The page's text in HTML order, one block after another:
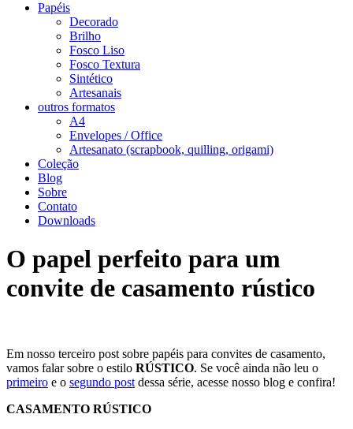
Papéis
Decorado
Brilho
Fosco Liso
Fosco Textura
Sintético
Artesanais
outros formatos
A4
Envelopes / Office
Artesanato (scrapbook, quilling, origami)
Coleção
Blog
Sobre
Contato
Downloads
O papel perfeito para um
convite de casamento rústico
Em nosso terceiro post sobre papéis para convites de casamento,
vamos falar sobre o estilo RÚSTICO. Se você ainda não leu o
primeiro e o segundo post dessa série, acesse nosso blog e confira!
CASAMENTO RÚSTICO